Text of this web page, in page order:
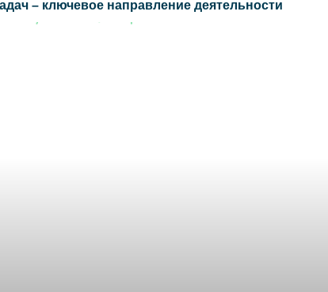
– ключевое направление деятельности